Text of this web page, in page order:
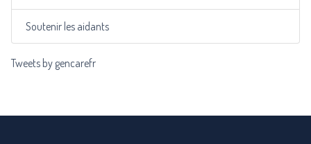
Soutenir les aidants
Tweets by gencarefr